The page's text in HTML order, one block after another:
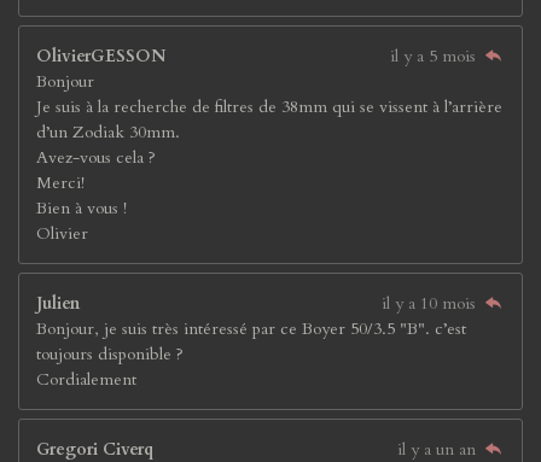
OlivierGESSON
il y a 5 mois
Bonjour
Je suis à la recherche de filtres de 38mm qui se vissent à l’arrière
d’un Zodiak 30mm.
Avez-vous cela ?
Merci!
Bien à vous !
Olivier
Julien
il y a 10 mois
Bonjour, je suis très intéressé par ce Boyer 50/3.5 "B". c’est
toujours disponible ?
Cordialement
Gregori Civerq
il y a un an